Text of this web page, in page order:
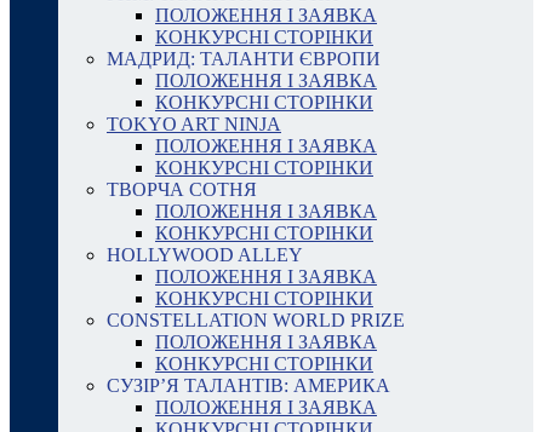
ПОЛОЖЕННЯ І ЗАЯВКА
КОНКУРСНІ СТОРІНКИ
МАДРИД: ТАЛАНТИ ЄВРОПИ
ПОЛОЖЕННЯ І ЗАЯВКА
КОНКУРСНІ СТОРІНКИ
TOKYO ART NINJA
ПОЛОЖЕННЯ І ЗАЯВКА
КОНКУРСНІ СТОРІНКИ
ТВОРЧА СОТНЯ
ПОЛОЖЕННЯ І ЗАЯВКА
КОНКУРСНІ СТОРІНКИ
HOLLYWOOD ALLEY
ПОЛОЖЕННЯ І ЗАЯВКА
КОНКУРСНІ СТОРІНКИ
CONSTELLATION WORLD PRIZE
ПОЛОЖЕННЯ І ЗАЯВКА
КОНКУРСНІ СТОРІНКИ
СУЗІР’Я ТАЛАНТІВ: АМЕРИКА
ПОЛОЖЕННЯ І ЗАЯВКА